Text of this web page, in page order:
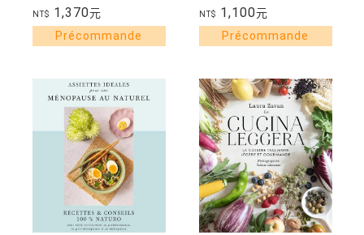
NT$ 1,370元 NT$ 1,100元